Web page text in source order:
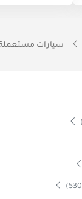
سيارات مستعملة